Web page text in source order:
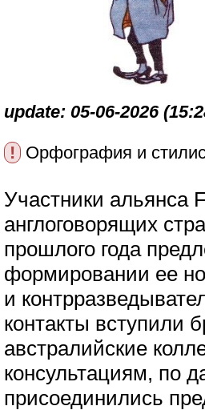
update: 05-06-2026
! Орфография и
Участники альянса
англоговорящих
прошлого года
формировании ее
и
контакты вступили
австралийские
консультациям, по
присоединились